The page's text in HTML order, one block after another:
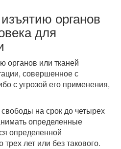
органов
для
органов или тканей
совершенное с
с угрозой его применения,
на срок до четырех
определенные
определенной
лет или без такового.